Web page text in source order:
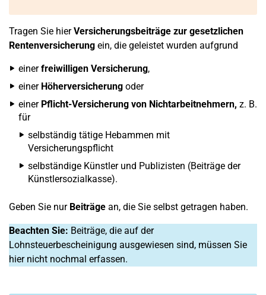
Tragen Sie hierVersicherungsbeiträge zur gesetzlichen
Rentenversicherung ein, die geleistet wurden aufgrund
einerfreiwilligen Versicherung,
einer Höherversicherung oder
einer Pflicht-Versicherung von Nichtarbeitnehmern, z. B.
für
selbständig tätige Hebammen mit
Versicherungspflicht
selbständige Künstler und Publizisten (Beiträge der
Künstlersozialkasse).
Geben Sie nur Beiträge an, die Sie selbst getragen haben.
Beachten Sie: Beiträge, die auf der
Lohnsteuerbescheinigung ausgewiesen sind, müssen Sie
hier nicht nochmal erfassen.